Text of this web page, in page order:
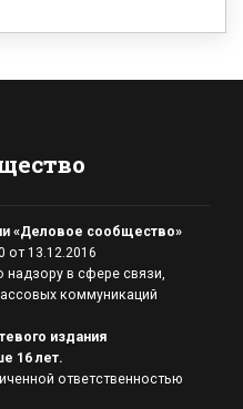
«Деловое сообщество»
13.12.2016
в сфере связи,
коммуникаций
издания
16 лет.
ответственностью